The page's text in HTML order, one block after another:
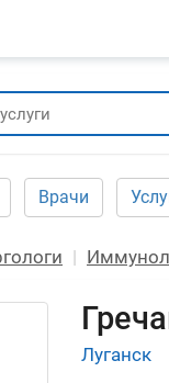
Врачи
Луганск